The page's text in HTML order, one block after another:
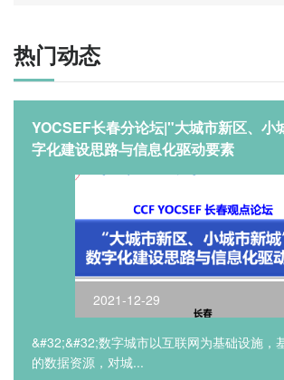
热门动态
YOCSEF长春分论坛|"大城市新区、小
字化建设思路与信息化驱动要素
2021-12-29
&#32;&#32;数字城市以互联网为基础设施，
的数据资源，对城...